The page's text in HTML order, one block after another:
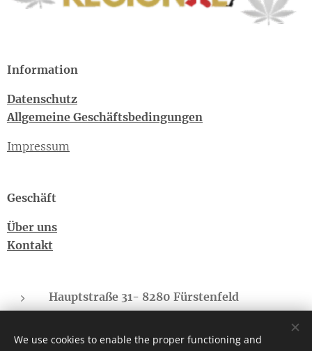
Information
Datenschutz
Allgemeine Geschäftsbedingungen
Impressum
Geschäft
Über uns
Kontakt
Hauptstraße 31- 8280 Fürstenfeld
cbd-regional.suedbgld@gmx.at
We use cookies to enable the proper functioning and